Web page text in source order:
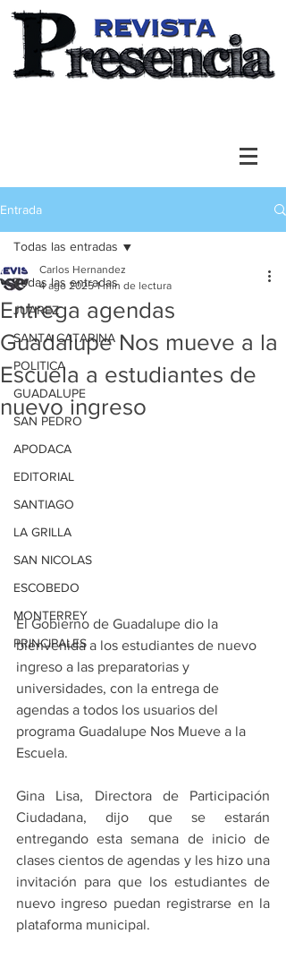
Entrada
Todas las entradas
JUAREZ
SANTA CATARINA
POLITICA
GUADALUPE
SAN PEDRO
APODACA
EDITORIAL
SANTIAGO
LA GRILLA
SAN NICOLAS
ESCOBEDO
MONTERREY
PRINCIPALES
Todas las entradas
Entrega agendas
Guadalupe Nos mueve a la
Escuela a estudiantes de
nuevo ingreso
Carlos Hernandez
4 ago 2025 1 min de lectura
El Gobierno de Guadalupe dio la
bienvenida a los estudiantes de nuevo
ingreso a las preparatorias y
universidades, con la entrega de
agendas a todos los usuarios del
programa Guadalupe Nos Mueve a la
Escuela.
Gina Lisa, Directora de Participación
Ciudadana, dijo que se estarán
entregando esta semana de inicio de
clases cientos de agendas y les hizo una
invitación para que los estudiantes de
nuevo ingreso puedan registrarse en la
plataforma municipal.